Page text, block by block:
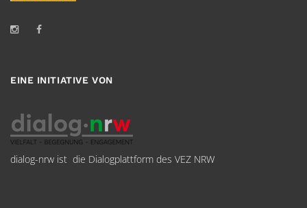
EINE INITIATIVE VON
dialog-nrw ist die Dialogplattform des VEZ NRW